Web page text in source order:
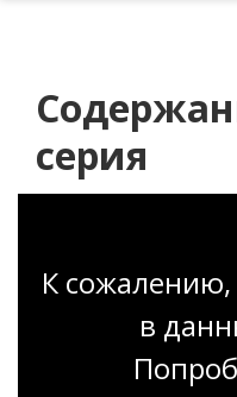
серия
К
в